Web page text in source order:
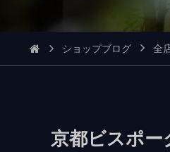
ショップブログ 全
京都ビスポ